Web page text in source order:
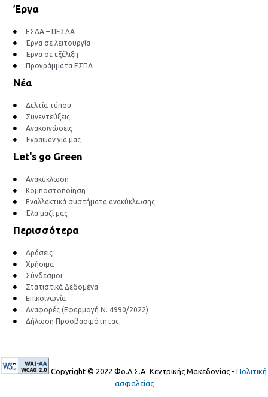
Έργα
ΕΣΔΑ – ΠΕΣΔΑ
Έργα σε λειτουργία
Έργα σε εξέλιξη
Προγράμματα ΕΣΠΑ
Νέα
Δελτία τύπου
Συνεντεύξεις
Ανακοινώσεις
Έγραψαν για μας
Let's go Green
Ανακύκλωση
Κομποστοποίηση
Εναλλακτικά συστήματα ανακύκλωσης
Έλα μαζί μας
Περισσότερα
Δράσεις
Χρήσιμα
Σύνδεσμοι
Στατιστικά Δεδομένα
Επικοινωνία
Αναφορές (Εφαρμογή Ν. 4990/2022)
Δήλωση Προσβασιμότητας
Copyright © 2022 Φο.Δ.Σ.Α. Κεντρικής Μακεδονίας - Πολιτική
ασφαλείας